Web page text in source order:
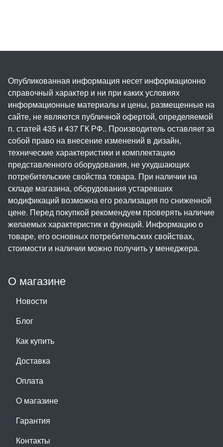
О магазине
Новости
Блог
Как купить
Доставка
Оплата
О магазине
Гарантия
Контакты
Опубликованная информация несет информационно
справочный характер и ни при каких условиях
информационные материалы и цены, размещенные на
сайте, не являются публичной офертой, определяемой
п. статей 435 и 437 ГК РФ.. Производитель оставляет за
собой право на внесение изменений в дизайн,
технические характеристики и комплектацию
представленного оборудования, не ухудшающих
потребительские свойства товара. При наличии на
складе магазина, оборудования устаревших
модификаций возможна его реализация по сниженной
цене. Перед покупкой рекомендуем проверять наличие
желаемых характеристик и функций. Информацию о
товаре, его основных потребительских свойствах,
стоимости и наличии можно получить у менеджера.